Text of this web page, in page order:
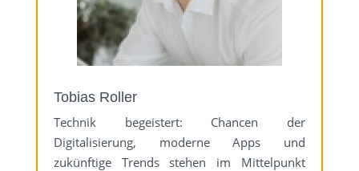
Tobias Roller
Technik begeistert: Chancen der
Digitalisierung, moderne Apps und
zukünftige Trends stehen im Mittelpunkt